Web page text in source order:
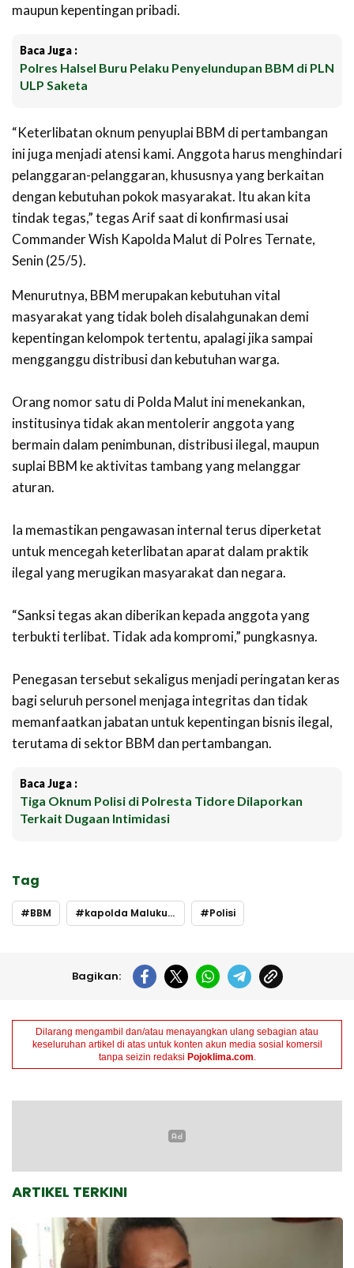
maupun kepentingan pribadi.
Baca Juga :
Polres Halsel Buru Pelaku Penyelundupan BBM di PLN
ULP Saketa
‎“Keterlibatan oknum penyuplai BBM di pertambangan
ini juga menjadi atensi kami. Anggota harus menghindari
pelanggaran-pelanggaran, khususnya yang berkaitan
dengan kebutuhan pokok masyarakat. Itu akan kita
tindak tegas,” tegas Arif saat di konfirmasi usai
Commander Wish Kapolda Malut di Polres Ternate,
Senin (25/5).
‎Menurutnya, BBM merupakan kebutuhan vital
masyarakat yang tidak boleh disalahgunakan demi
kepentingan kelompok tertentu, apalagi jika sampai
mengganggu distribusi dan kebutuhan warga.
Orang nomor satu di Polda Malut ini menekankan,
institusinya tidak akan mentolerir anggota yang
bermain dalam penimbunan, distribusi ilegal, maupun
suplai BBM ke aktivitas tambang yang melanggar
aturan.
‎Ia memastikan pengawasan internal terus diperketat
untuk mencegah keterlibatan aparat dalam praktik
ilegal yang merugikan masyarakat dan negara.
‎“Sanksi tegas akan diberikan kepada anggota yang
terbukti terlibat. Tidak ada kompromi,” pungkasnya.
‎Penegasan tersebut sekaligus menjadi peringatan keras
bagi seluruh personel menjaga integritas dan tidak
memanfaatkan jabatan untuk kepentingan bisnis ilegal,
terutama di sektor BBM dan pertambangan.
Baca Juga :
Tiga Oknum Polisi di Polresta Tidore Dilaporkan
Terkait Dugaan Intimidasi
Tag
BBM kapolda Maluku Utara Polisi
Bagikan:
Dilarang mengambil dan/atau menayangkan ulang sebagian atau
keseluruhan artikel di atas untuk konten akun media sosial komersil
tanpa seizin redaksi Pojoklima.com.
ARTIKEL TERKINI